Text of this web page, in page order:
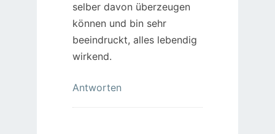
selber davon überzeugen
können und bin sehr
beeindruckt, alles lebendig
wirkend.
Antworten